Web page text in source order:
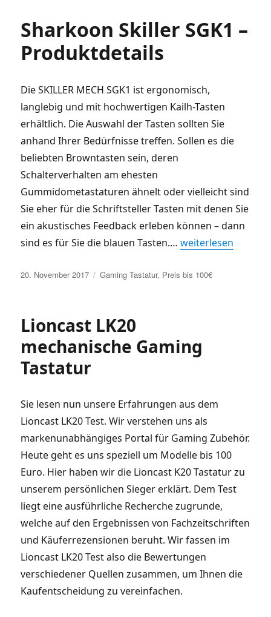
Sharkoon Skiller SGK1 –
Produktdetails
Die SKILLER MECH SGK1 ist ergonomisch,
langlebig und mit hochwertigen Kailh-Tasten
erhältlich. Die Auswahl der Tasten sollten Sie
anhand Ihrer Bedürfnisse treffen. Sollen es die
beliebten Browntasten sein, deren
Schalterverhalten am ehesten
Gummidometastaturen ähnelt oder vielleicht sind
Sie eher für die Schriftsteller Tasten mit denen Sie
ein akustisches Feedback erleben können – dann
sind es für Sie die blauen Tasten.…weiterlesen
Veröffentlicht
20. November 2017 Kategorien
Gaming Tastatur, Preis bis 100€
Lioncast LK20
mechanische Gaming
Tastatur
Sie lesen nun unsere Erfahrungen aus dem
Lioncast LK20 Test. Wir verstehen uns als
markenunabhängiges Portal für Gaming Zubehör.
Heute geht es uns speziell um Modelle bis 100
Euro. Hier haben wir die Lioncast K20 Tastatur zu
unserem persönlichen Sieger erklärt. Dem Test
liegt eine ausführliche Recherche zugrunde,
welche auf den Ergebnissen von Fachzeitschriften
und Käuferrezensionen beruht. Wir fassen im
Lioncast LK20 Test also die Bewertungen
verschiedener Quellen zusammen, um Ihnen die
Kaufentscheidung zu vereinfachen.